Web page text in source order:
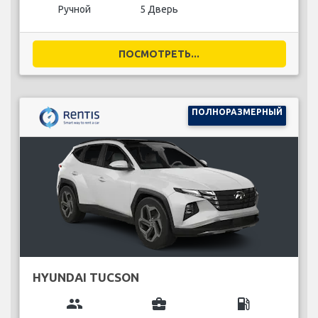
Ручной 5 Дверь
ПОСМОТРЕТЬ...
ПОЛНОРАЗМЕРНЫЙ
HYUNDAI TUCSON
group business_center local_gas_station